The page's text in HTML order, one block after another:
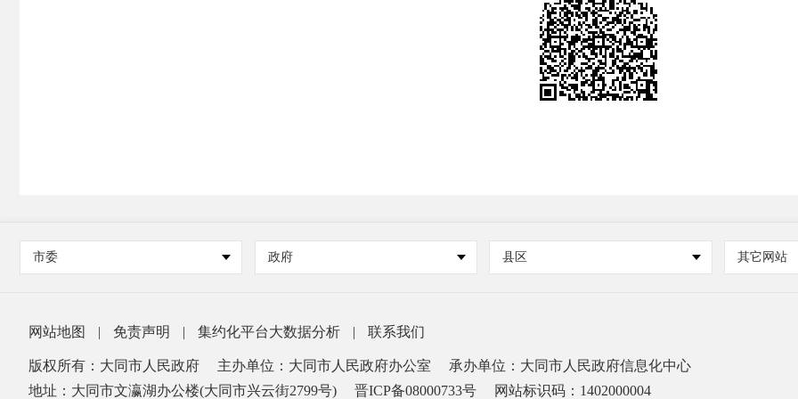
市委 政府 县区 其它网站
网站地图 | 免责声明 | 集约化平台大数据分析 | 联系我们
版权所有：大同市人民政府 主办单位：大同市人民政府办公室
承办单位：大同市人民政府信息化中心
地址：大同市文瀛湖办公楼(大同市兴云街2799号)
晋ICP备08000733号 网站标识码：1402000004